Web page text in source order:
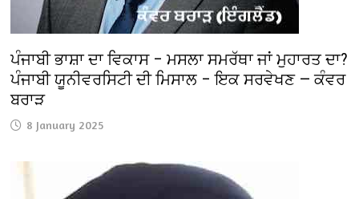
ਪੰਜਾਬੀ ਭਾਸ਼ਾ ਦਾ ਵਿਕਾਸ – ਮਸਲਾ ਸਮਰੱਥਾ ਜਾਂ ਮੁਹਾਰਤ ਦਾ?
ਪੰਜਾਬੀ ਯੂਨੀਵਰਸਿਟੀ ਦੀ ਮਿਸਾਲ – ਇਕ ਸਰਵੇਖਣ — ਕੰਵਰ
ਬਰਾੜ
8 January 2025